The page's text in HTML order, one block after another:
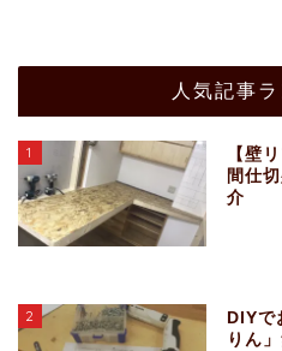
人気記事
1
【壁
間仕
介
2
DIYで
りん